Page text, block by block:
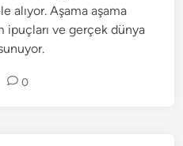
alıyor. Aşama aşama
ipuçları ve gerçek dünya
0